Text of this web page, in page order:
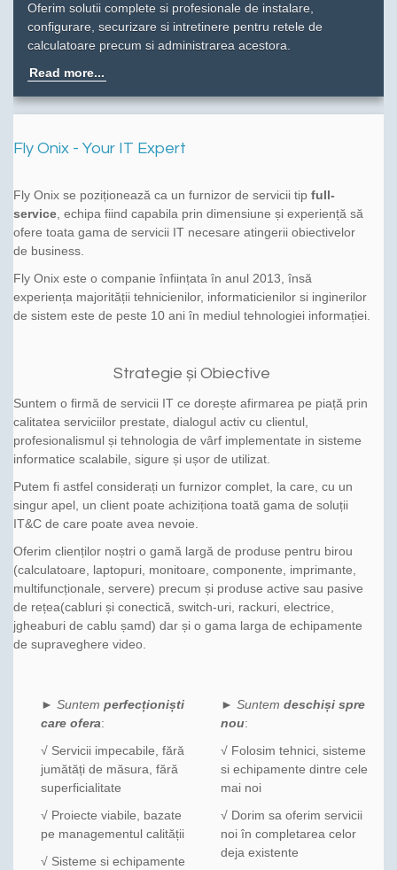
Oferim solutii complete si profesionale de instalare,
configurare, securizare si intretinere pentru retele de
calculatoare precum si administrarea acestora.
Read more...
Fly Onix - Your IT Expert
Fly Onix se poziționează ca un furnizor de servicii tip full-
service, echipa fiind capabila prin dimensiune și experiență să
ofere toata gama de servicii IT necesare atingerii obiectivelor
de business.
Fly Onix este o companie înființata în anul 2013, însă
experiența majorității tehnicienilor, informaticienilor si inginerilor
de sistem este de peste 10 ani în mediul tehnologiei informației.
Strategie și Obiective
Suntem o firmă de servicii IT ce dorește afirmarea pe piață prin
calitatea serviciilor prestate, dialogul activ cu clientul,
profesionalismul și tehnologia de vârf implementate in sisteme
informatice scalabile, sigure și ușor de utilizat.
Putem fi astfel considerați un furnizor complet, la care, cu un
singur apel, un client poate achiziționa toată gama de soluții
IT&C de care poate avea nevoie.
Oferim clienților noștri o gamă largă de produse pentru birou
(calculatoare, laptopuri, monitoare, componente, imprimante,
multifuncționale, servere) precum și produse active sau pasive
de rețea(cabluri și conectică, switch-uri, rackuri, electrice,
jgheaburi de cablu șamd) dar și o gama larga de echipamente
de supraveghere video.
► Suntem perfecționiști
care ofera:
√ Servicii impecabile, fără
jumătăți de măsura, fără
superficialitate
√ Proiecte viabile, bazate
pe managementul calității
√ Sisteme si echipamente
► Suntem deschiși spre
nou:
√ Folosim tehnici, sisteme
si echipamente dintre cele
mai noi
√ Dorim sa oferim servicii
noi în completarea celor
deja existente